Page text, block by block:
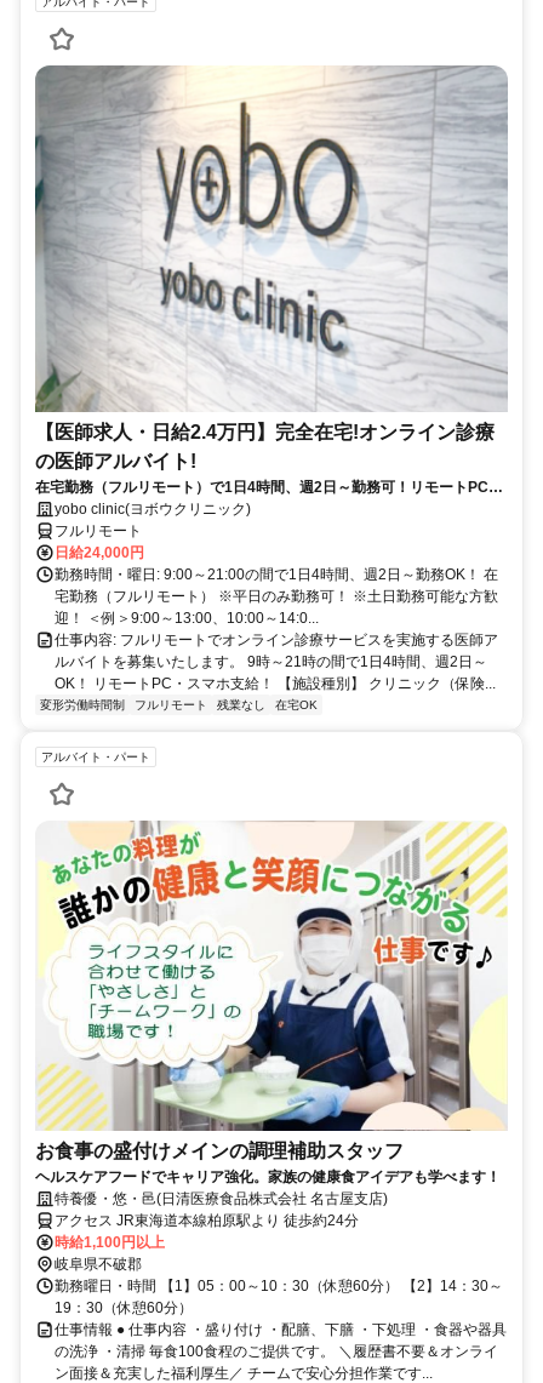
【医師求人・日給2.4万円】完全在宅!オンライン診療
の医師アルバイト!
在宅勤務（フルリモート）で1日4時間、週2日～勤務可！リモートPC・
スマホ支給！
yobo clinic(ヨボウクリニック)
フルリモート
日給24,000円
勤務時間・曜日: 9:00～21:00の間で1日4時間、週2日～勤務OK！ 在
宅勤務（フルリモート） ※平日のみ勤務可！ ※土日勤務可能な方歓
迎！ ＜例＞9:00～13:00、10:00～14:0...
仕事内容: フルリモートでオンライン診療サービスを実施する医師ア
ルバイトを募集いたします。 9時～21時の間で1日4時間、週2日～
OK！ リモートPC・スマホ支給！ 【施設種別】 クリニック（保険...
変形労働時間制 フルリモート 残業なし 在宅OK
アルバイト・パート
お食事の盛付けメインの調理補助スタッフ
ヘルスケアフードでキャリア強化。家族の健康食アイデアも学べます！
特養優・悠・邑(日清医療食品株式会社 名古屋支店)
アクセス JR東海道本線柏原駅より 徒歩約24分
時給1,100円以上
岐阜県不破郡
勤務曜日・時間 【1】05：00～10：30（休憩60分） 【2】14：30～
19：30（休憩60分）
仕事情報 ● 仕事内容 ・盛り付け ・配膳、下膳 ・下処理 ・食器や器具
の洗浄 ・清掃 毎食100食程のご提供です。 ＼履歴書不要＆オンライ
ン面接＆充実した福利厚生／ チームで安心分担作業です...